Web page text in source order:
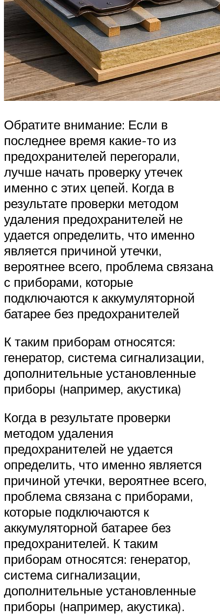
Обратите внимание: Если в
последнее время какие-то из
предохранителей перегорали,
лучше начать проверку утечек
именно с этих цепей. Когда в
результате проверки методом
удаления предохранителей не
удается определить, что именно
является причиной утечки,
вероятнее всего, проблема связана
с приборами, которые
подключаются к аккумуляторной
батарее без предохранителей
К таким приборам относятся:
генератор, система сигнализации,
дополнительные установленные
приборы (например, акустика)
Когда в результате проверки
методом удаления
предохранителей не удается
определить, что именно является
причиной утечки, вероятнее всего,
проблема связана с приборами,
которые подключаются к
аккумуляторной батарее без
предохранителей. К таким
приборам относятся: генератор,
система сигнализации,
дополнительные установленные
приборы (например, акустика).